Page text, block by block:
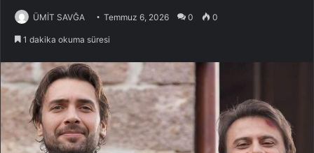
ÜMİT SAVĞA Temmuz 6, 2026 0 0
1 dakika okuma süresi